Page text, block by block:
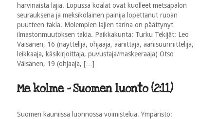
harvinaista lajia. Lopussa koalat ovat kuolleet metsäpalon
seurauksena ja meksikolainen painija lopettanut ruoan
puutteen takia. Molempien lajien tarina on päättynyt
ilmastonmuutoksen takia. Paikkakunta: Turku Tekijät: Leo
Väisänen, 16 (näyttelijä, ohjaaja, äänittäjä, äänisuunnittelija,
leikkaaja, käsikirjoittaja, puvustaja/maskeeraaja) Otso
Väisänen, 19 (ohjaaja, […]
Me kolme - Suomen luonto (2:11)
Suomen kauniissa luonnossa voimistelua. Ympäristö: